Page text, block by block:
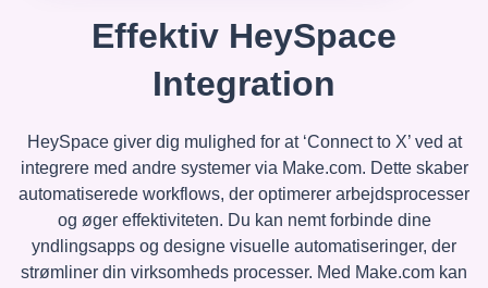
Effektiv HeySpace
Integration
HeySpace giver dig mulighed for at ‘Connect to X’ ved at
integrere med andre systemer via Make.com. Dette skaber
automatiserede workflows, der optimerer arbejdsprocesser
og øger effektiviteten. Du kan nemt forbinde dine
yndlingsapps og designe visuelle automatiseringer, der
strømliner din virksomheds processer. Med Make.com kan